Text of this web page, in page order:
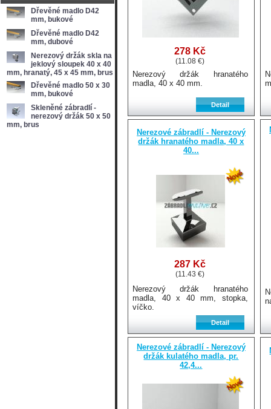
Dřevěné madlo D42
mm, bukové
Dřevěné madlo D42
mm, dubové
Nerezový držák skla na
jeklový sloupek 40 x 40
mm, hranatý, 45 x 45 mm, brus
Dřevěné madlo 50 x 30
mm, bukové
Skleněné zábradlí -
nerezový držák 50 x 50
mm, brus
278 Kč
(11.08 €)
Nerezový držák hranatého
madla, 40 x 40 mm.
Nerezové zábradlí - Nerezový
držák hranatého madla, 40 x
40...
287 Kč
(11.43 €)
Nerezový držák hranatého
madla, 40 x 40 mm, stopka,
víčko.
Nerezové zábradlí - Nerezový
držák kulatého madla, pr.
42,4...